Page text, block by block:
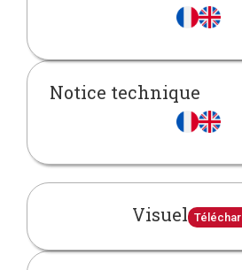
Notice technique
Visuel